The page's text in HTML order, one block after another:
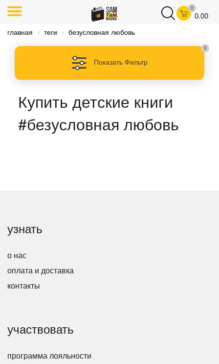
0
0.00
главная теги безусловная любовь
Показать Фильтр
0
Купить детские книги
#безусловная любовь
узнать
о нас
оплата и доставка
контакты
участвовать
программа лояльности